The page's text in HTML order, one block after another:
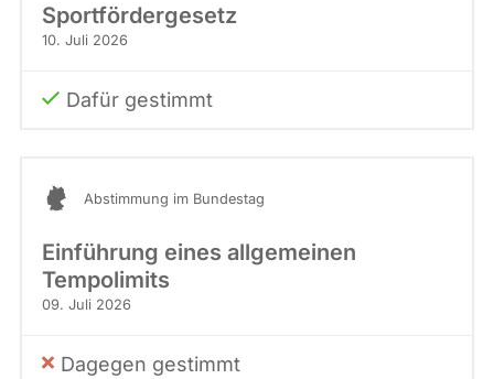
Sportfördergesetz
10. Juli 2026
Dafür gestimmt
Abstimmung im Bundestag
Einführung eines allgemeinen
Tempolimits
09. Juli 2026
Dagegen gestimmt